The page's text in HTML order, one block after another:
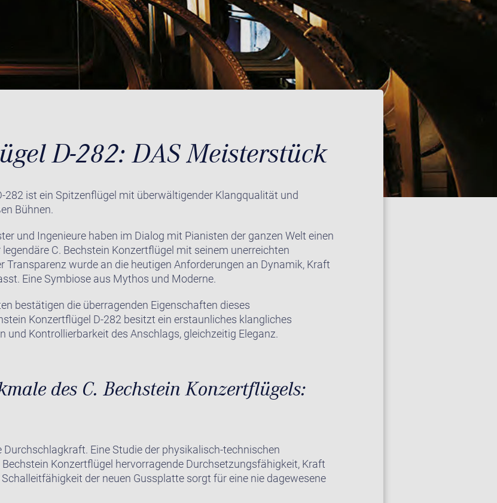
D-282: DAS Meisterstück
282 ist ein Spitzenflügel mit überwältigender Klangqualität und
Bühnen.
und Ingenieure haben im Dialog mit Pianisten der ganzen Welt einen
C. Bechstein Konzertflügel mit seinem unerreichten
Transparenz wurde an die heutigen Anforderungen an Dynamik, Kraft
Eine Symbiose aus Mythos und Moderne.
bestätigen die überragenden Eigenschaften dieses
Konzertflügel D-282 besitzt ein erstaunliches klangliches
und Kontrollierbarkeit des Anschlags, gleichzeitig Eleganz.
des C. Bechstein Konzertflügels:
Durchschlagkraft. Eine Studie der physikalisch-technischen
Konzertflügel hervorragende Durchsetzungsfähigkeit, Kraft
der neuen Gussplatte sorgt für eine nie dagewesene